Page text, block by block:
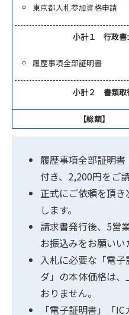
東京都入札参加資格申請
小計１ 行政書
履歴事項全部証明書
小計２ 書類取
【総額】
履歴事項全部証明
付き、2,200円をご
正式にご依頼を頂
します。
請求書発行後、5営
お振込みをお願いい
入札に必要な「電
ダ」の本体価格は
おりません。
「電子証明書」「